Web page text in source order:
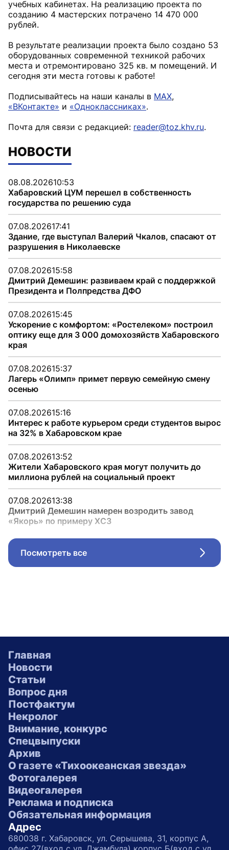
учебных кабинетах. На реализацию проекта по
созданию 4 мастерских потрачено 14 470 000
рублей.
В результате реализации проекта было создано 53
оборудованных современной техникой рабочих
места и отремонтировано 325 кв. м помещений. И
сегодня эти места готовы к работе!
Подписывайтесь на наши каналы в MAX,
«ВКонтакте» и «Одноклассниках».
Почта для связи с редакцией: reader@toz.khv.ru.
НОВОСТИ
08.08.202610:53
Хабаровский ЦУМ перешел в собственность
государства по решению суда
07.08.202617:41
Здание, где выступал Валерий Чкалов, спасают от
разрушения в Николаевске
07.08.202615:58
Дмитрий Демешин: развиваем край с поддержкой
Президента и Полпредства ДФО
07.08.202615:45
Ускорение с комфортом: «Ростелеком» построил
оптику еще для 3 000 домохозяйств Хабаровского
края
07.08.202615:37
Лагерь «Олимп» примет первую семейную смену
осенью
07.08.202615:16
Интерес к работе курьером среди студентов вырос
на 32% в Хабаровском крае
07.08.202613:52
Жители Хабаровского края могут получить до
миллиона рублей на социальный проект
07.08.202613:38
Дмитрий Демешин намерен возродить завод
«Якорь» по примеру ХСЗ
Посмотреть все
Главная
Новости
Статьи
Вопрос дня
Постфактум
Некролог
Внимание, конкурс
Спецвыпуски
Архив
О газете «Тихоокеанская звезда»
Фотогалерея
Видеогалерея
Реклама и подписка
Обязательная информация
Адрес
680038 г. Хабаровск, ул. Серышева, 31, корпус А,